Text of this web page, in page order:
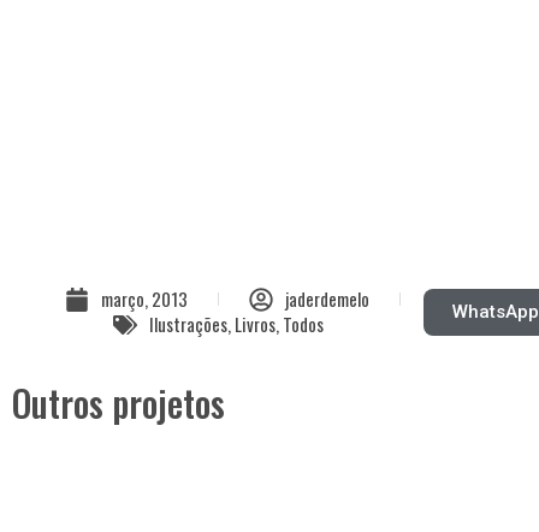
março, 2013
jaderdemelo
Ilustrações,Livros,Todos WhatsApp
Outros projetos